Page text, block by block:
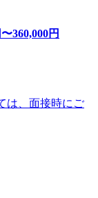
〜360,000円
は、面接時にご